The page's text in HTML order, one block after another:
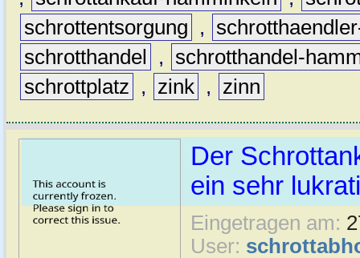
schrottentsorgung
,
schrotthandel
,
schrotthandel-
schrottplatz
, zink , zinn
Der
ein sehr
Eingetragen am:
User: